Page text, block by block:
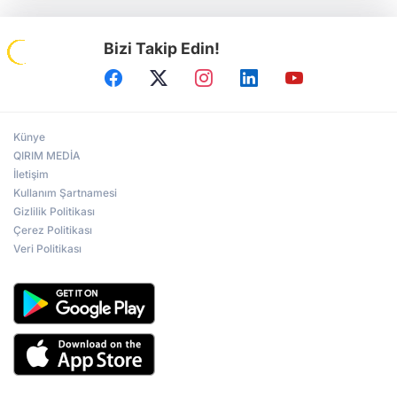
Bizi Takip Edin!
Künye
QIRIM MEDİA
İletişim
Kullanım Şartnamesi
Gizlilik Politikası
Çerez Politikası
Veri Politikası